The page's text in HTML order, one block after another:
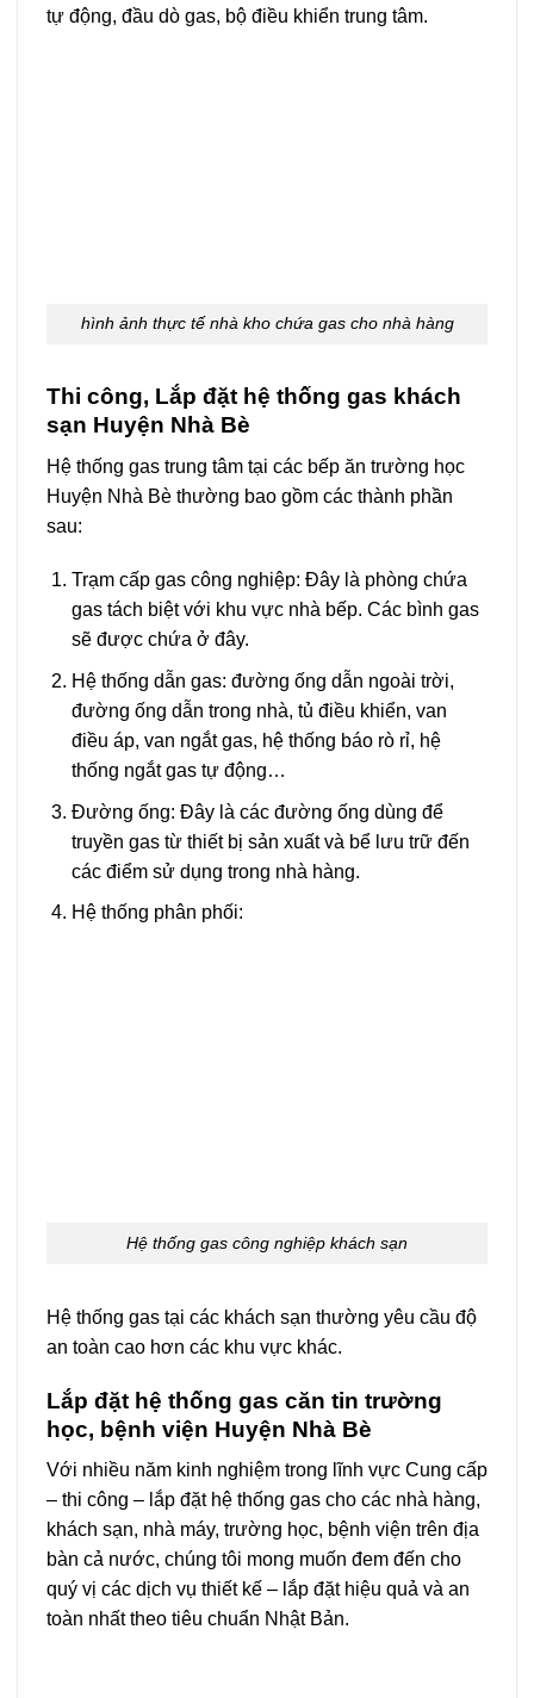
tự động, đầu dò gas, bộ điều khiển trung tâm.
hình ảnh thực tế nhà kho chứa gas cho nhà hàng
Thi công, Lắp đặt hệ thống gas khách
sạn Huyện Nhà Bè
Hệ thống gas trung tâm tại các bếp ăn trường học
Huyện Nhà Bè thường bao gồm các thành phần
sau:
Trạm cấp gas công nghiệp: Đây là phòng chứa
gas tách biệt với khu vực nhà bếp. Các bình gas
sẽ được chứa ở đây.
Hệ thống dẫn gas: đường ống dẫn ngoài trời,
đường ống dẫn trong nhà, tủ điều khiển, van
điều áp, van ngắt gas, hệ thống báo rò rỉ, hệ
thống ngắt gas tự động…
Đường ống: Đây là các đường ống dùng để
truyền gas từ thiết bị sản xuất và bể lưu trữ đến
các điểm sử dụng trong nhà hàng.
Hệ thống phân phối:
Hệ thống gas công nghiệp khách sạn
Hệ thống gas tại các khách sạn thường yêu cầu độ
an toàn cao hơn các khu vực khác.
Lắp đặt hệ thống gas căn tin trường
học, bệnh viện Huyện Nhà Bè
Với nhiều năm kinh nghiệm trong lĩnh vực Cung cấp
– thi công – lắp đặt hệ thống gas cho các nhà hàng,
khách sạn, nhà máy, trường học, bệnh viện trên địa
bàn cả nước, chúng tôi mong muốn đem đến cho
quý vị các dịch vụ thiết kế – lắp đặt hiệu quả và an
toàn nhất theo tiêu chuẩn Nhật Bản.